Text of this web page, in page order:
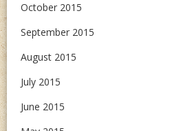
October 2015
September 2015
August 2015
July 2015
June 2015